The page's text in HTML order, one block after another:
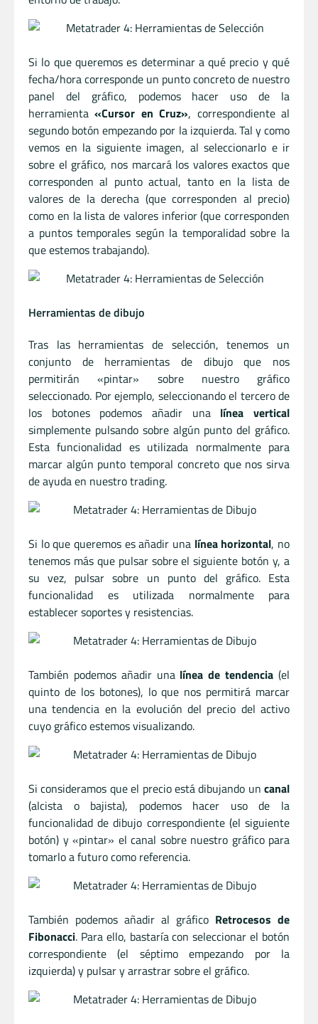
Si lo que queremos es determinar a qué precio y qué
fecha/hora corresponde un punto concreto de nuestro
panel del gráfico, podemos hacer uso de la
herramienta«Cursor en Cruz», correspondiente al
segundo botón empezando por la izquierda. Tal y como
vemos en la siguiente imagen, al seleccionarlo e ir
sobre el gráfico, nos marcará los valores exactos que
corresponden al punto actual, tanto en la lista de
valores de la derecha (que corresponden al precio)
como en la lista de valores inferior (que corresponden
a puntos temporales según la temporalidad sobre la
que estemos trabajando).
Herramientas de dibujo
Tras las herramientas de selección, tenemos un
conjunto de herramientas de dibujo que nos
permitirán «pintar» sobre nuestro gráfico
seleccionado. Por ejemplo, seleccionando el tercero de
los botones podemos añadir una línea vertical
simplemente pulsando sobre algún punto del gráfico.
Esta funcionalidad es utilizada normalmente para
marcar algún punto temporal concreto que nos sirva
de ayuda en nuestro trading.
Si lo que queremos es añadir una línea horizontal, no
tenemos más que pulsar sobre el siguiente botón y, a
su vez, pulsar sobre un punto del gráfico. Esta
funcionalidad es utilizada normalmente para
establecer soportes y resistencias.
También podemos añadir una línea de tendencia (el
quinto de los botones), lo que nos permitirá marcar
una tendencia en la evolución del precio del activo
cuyo gráfico estemos visualizando.
Si consideramos que el precio está dibujando un canal
(alcista o bajista), podemos hacer uso de la
funcionalidad de dibujo correspondiente (el siguiente
botón) y «pintar» el canal sobre nuestro gráfico para
tomarlo a futuro como referencia.
También podemos añadir al gráfico Retrocesos de
Fibonacci. Para ello, bastaría con seleccionar el botón
correspondiente (el séptimo empezando por la
izquierda) y pulsar y arrastrar sobre el gráfico.